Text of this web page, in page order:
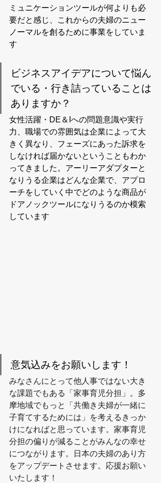
ミュニケーションツールが何よりも必
要だと感じ、これからの夫婦のニュー
ノーマルを創るために事業をしていま
す
ビジネスアイデアについて悩ん
でいる・行き詰っていることは
ありますか？
女性活躍・DE＆Iへの問題意識や実行
力、職場での雰囲気は企業によって大
きく異なり、フェーズにあった訴求を
しなければ届かないということもわか
ってきました。アーリーアダプターと
なりうる企業はどんな企業で、アプロ
ーチをしていく中でどのような商品が
ドアノックツールになりうるのか模索
しています
意気込みをお願いします！
みなさんにとって他人事ではない大き
な課題でもある「家事育児分担」。多
摩地域でもっと「共働き夫婦が一緒に
子育てするためには」を考えるきっか
けになればと思っています。家事育児
分担の偏りが減ることがみんなの幸せ
につながります。日本の夫婦のあり方
をアップデートさせます。応援お願い
いたします！